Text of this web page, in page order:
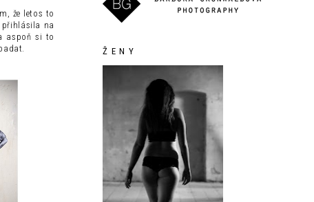
že letos to
přihlásila na
aspoň si to
Ž E N Y